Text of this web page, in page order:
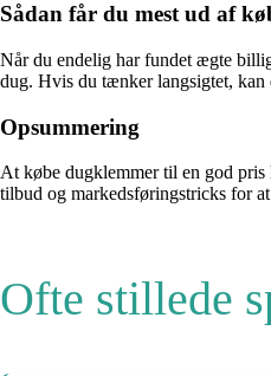
Sådan får du mest ud af
Når du endelig har fundet ægte
dug. Hvis du tænker langsigtet, kan
Opsummering
At købe dugklemmer til en god
tilbud og markedsføringstricks for
Ofte stillede